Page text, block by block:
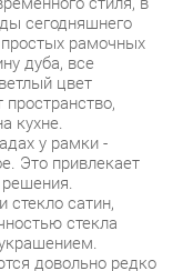
цвет
у рамки -
привлекает
сатин,
стекла
довольно редко
фасады -
служить.
практичны и